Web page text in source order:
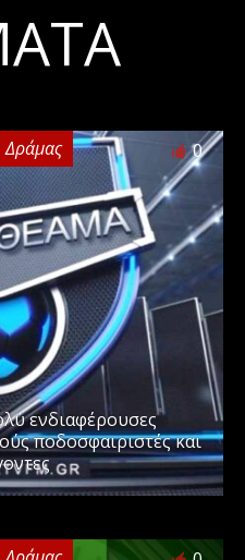
0
ενδιαφέρουσες
ποδοσφαιριστές και